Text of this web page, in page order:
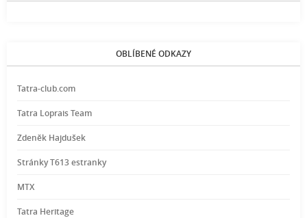
OBLÍBENÉ ODKAZY
Tatra-club.com
Tatra Loprais Team
Zdeněk Hajdušek
Stránky T613 estranky
MTX
Tatra Heritage